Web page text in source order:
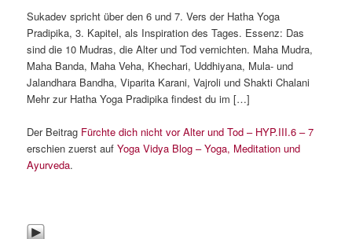
Sukadev spricht über den 6 und 7. Vers der Hatha Yoga
Pradipika, 3. Kapitel, als Inspiration des Tages. Essenz: Das
sind die 10 Mudras, die Alter und Tod vernichten. Maha Mudra,
Maha Banda, Maha Veha, Khechari, Uddhiyana, Mula- und
Jalandhara Bandha, Viparita Karani, Vajroli und Shakti Chalani
Mehr zur Hatha Yoga Pradipika findest du im […]
Der Beitrag Fürchte dich nicht vor Alter und Tod – HYP.III.6 – 7
erschien zuerst aufYoga Vidya Blog – Yoga, Meditation und
Ayurveda.